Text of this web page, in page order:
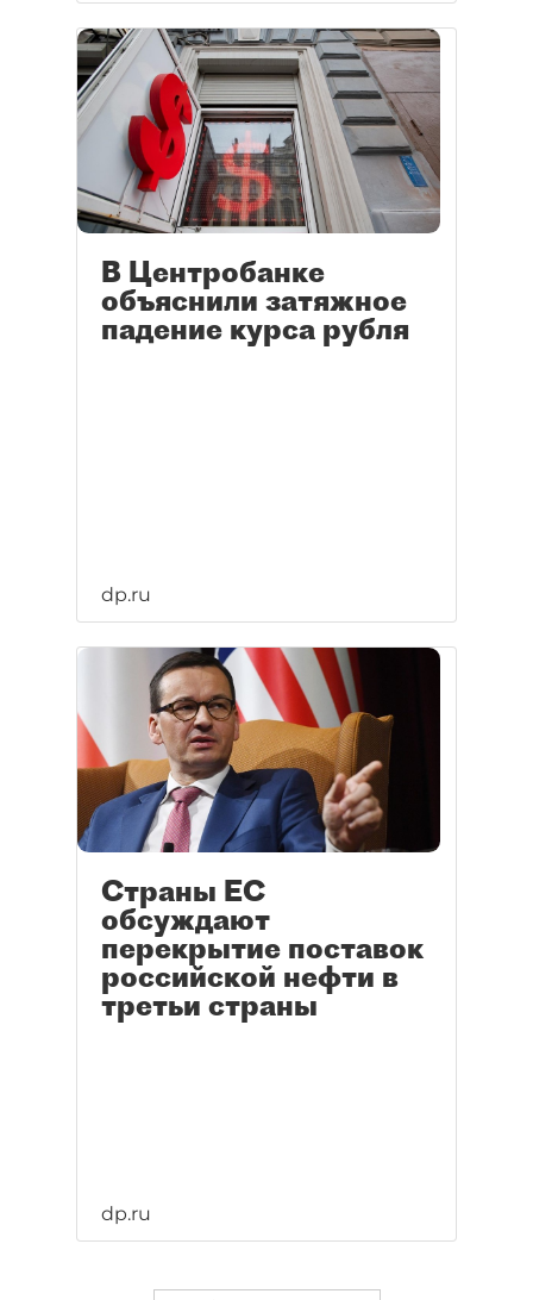
В Центробанке
объяснили затяжное
падение курса рубля
dp.ru
Страны ЕС
обсуждают
перекрытие поставок
российской нефти в
третьи страны
dp.ru